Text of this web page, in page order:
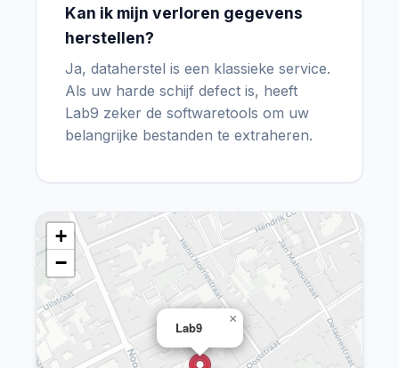
Kan ik mijn verloren gegevens
herstellen?
Ja, dataherstel is een klassieke service.
Als uw harde schijf defect is, heeft
Lab9 zeker de softwaretools om uw
belangrijke bestanden te extraheren.
Lab9
×
+
−